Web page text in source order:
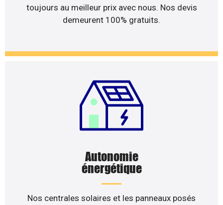
toujours au meilleur prix avec nous. Nos devis
demeurent 100% gratuits.
Autonomie
énergétique
Nos centrales solaires et les panneaux posés